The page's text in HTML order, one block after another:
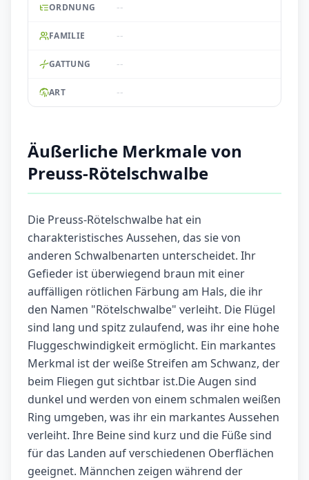
ORDNUNG --
FAMILIE --
GATTUNG --
ART --
Äußerliche Merkmale von
Preuss-Rötelschwalbe
Die Preuss-Rötelschwalbe hat ein
charakteristisches Aussehen, das sie von
anderen Schwalbenarten unterscheidet. Ihr
Gefieder ist überwiegend braun mit einer
auffälligen rötlichen Färbung am Hals, die ihr
den Namen "Rötelschwalbe" verleiht. Die Flügel
sind lang und spitz zulaufend, was ihr eine hohe
Fluggeschwindigkeit ermöglicht. Ein markantes
Merkmal ist der weiße Streifen am Schwanz, der
beim Fliegen gut sichtbar ist.Die Augen sind
dunkel und werden von einem schmalen weißen
Ring umgeben, was ihr ein markantes Aussehen
verleiht. Ihre Beine sind kurz und die Füße sind
für das Landen auf verschiedenen Oberflächen
geeignet. Männchen zeigen während der